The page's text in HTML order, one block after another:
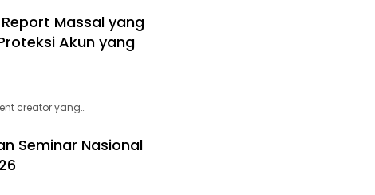
Massal yang
Akun yang
creator yang…
Seminar Nasional